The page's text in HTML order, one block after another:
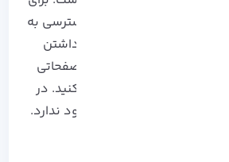
در نسخه پرمیوم امکان دسترسی به
شما می توانید با در دست داشتن
لیستی از صفحات 404 و با کمک افزونه رنک مث، صفحاتی
کلیک می کند را نیز مشاهده کنید. در
در نسخه رایگان یواست وجود ندارد.